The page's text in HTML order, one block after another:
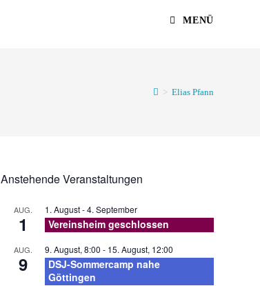
MENÜ
> Elias Pfann
Anstehende Veranstaltungen
AUG.
1
1. August-4. September
Vereinsheim geschlossen
AUG.
9
9. August, 8:00 - 15. August, 12:00
DSJ-Sommercamp nahe
Göttingen